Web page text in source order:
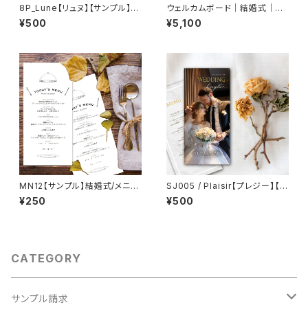
8P_Lune【リュヌ】【サンプル】結
婚式プロフィールブック
¥500
ウェルカムボード｜結婚式｜W
B01
¥5,100
MN12【サンプル】結婚式/メニュ
ー表
¥250
SJ005 / Plaisir【プレジー】【サ
ンプル】結婚式/三つ折り席次表
¥500
CATEGORY
サンプル請求